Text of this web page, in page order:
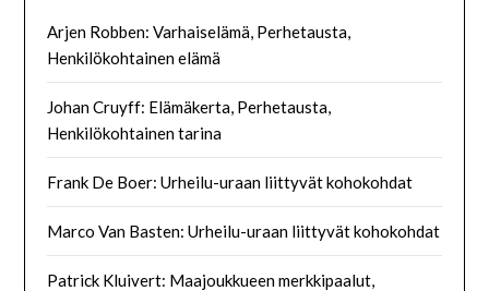
Arjen Robben: Varhaiselämä, Perhetausta,
Henkilökohtainen elämä
Johan Cruyff: Elämäkerta, Perhetausta,
Henkilökohtainen tarina
Frank De Boer: Urheilu-uraan liittyvät kohokohdat
Marco Van Basten: Urheilu-uraan liittyvät kohokohdat
Patrick Kluivert: Maajoukkueen merkkipaalut,